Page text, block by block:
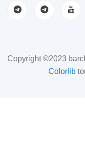
Copyright ©2023
Colorlib